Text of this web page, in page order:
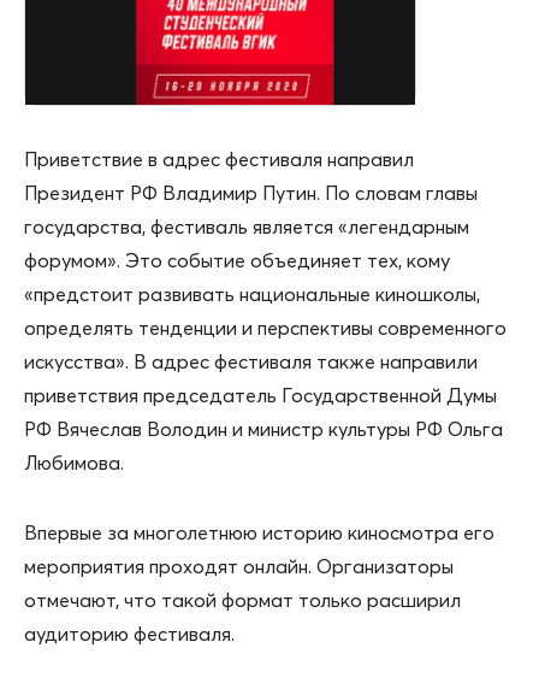
Приветствие в адрес фестиваля направил
Президент РФ Владимир Путин. По словам главы
государства, фестиваль является «легендарным
форумом». Это событие объединяет тех, кому
«предстоит развивать национальные киношколы,
определять тенденции и перспективы современного
искусства». В адрес фестиваля также направили
приветствия председатель Государственной Думы
РФ Вячеслав Володин и министр культуры РФ Ольга
Любимова.
Впервые за многолетнюю историю киносмотра его
мероприятия проходят онлайн. Организаторы
отмечают, что такой формат только расширил
аудиторию фестиваля.